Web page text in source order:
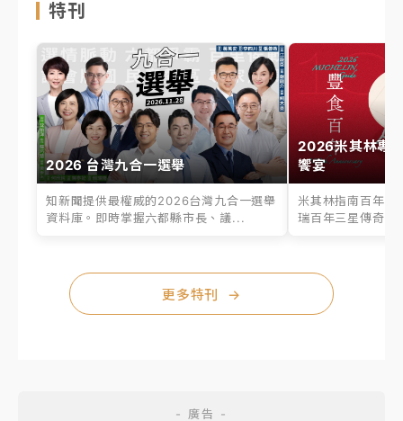
特刊
2026 台灣九合一選舉
知新聞提供最權威的2026台灣九合一選舉
資料庫。即時掌握六都縣市長、議...
2026米其林專
饗宴
米其林指南百年之
瑞百年三星傳奇、
更多特刊 →